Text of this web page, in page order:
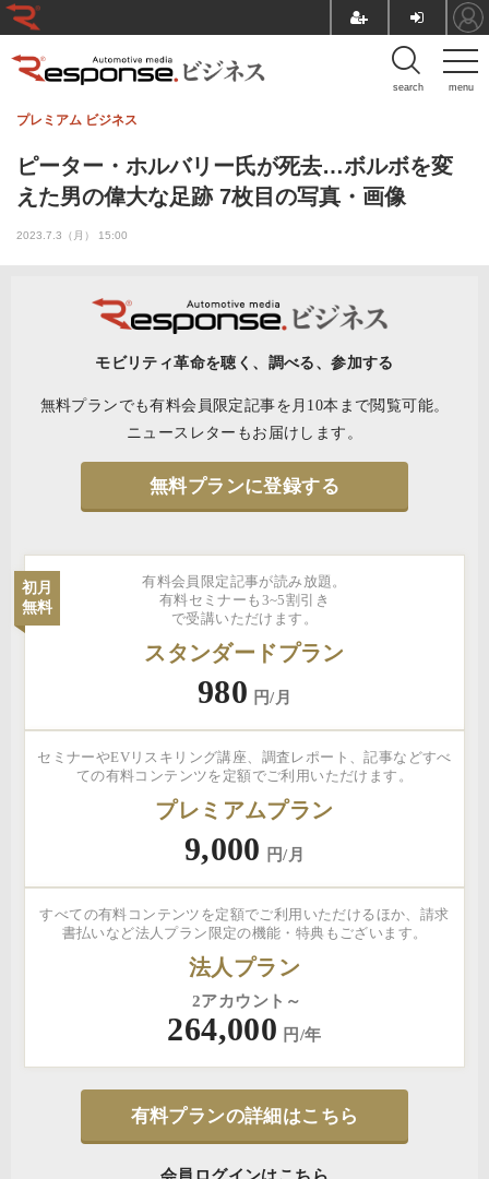
menu
search
ピーター・ホルバリー氏が死去…ボルボを変
えた男の偉大な足跡 7枚目の写真・画像
プレミアム ビジネス
2023.7.3（月） 15:00
モビリティ革命を聴く、調べる、参加する
無料プランでも有料会員限定記事を月10本まで閲覧可能。
ニュースレターもお届けします。
無料プランに登録する
有料会員限定記事が読み放題。
有料セミナーも3~5割引き
で受講いただけます。
初月
無料
スタンダードプラン
980 円/月
セミナーやEVリスキリング講座、調査レポート、記事などすべ
ての有料コンテンツを定額でご利用いただけます。
プレミアムプラン
9,000 円/月
すべての有料コンテンツを定額でご利用いただけるほか、請求
書払いなど法人プラン限定の機能・特典もございます。
法人プラン
2アカウント～
264,000 円/年
有料プランの詳細はこちら
会員ログインはこちら